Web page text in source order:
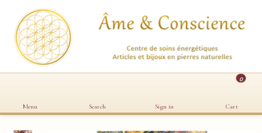
Menu Search Sign in
0
Cart